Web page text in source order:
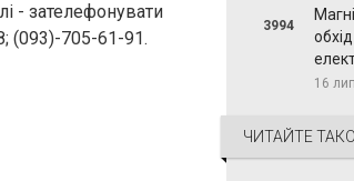
- зателефонувати
(093)-705-61-91.
3994
16
ЧИТАЙТЕ